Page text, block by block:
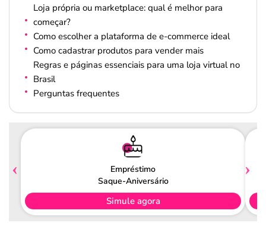
Loja própria ou marketplace: qual é melhor para
começar?
Como escolher a plataforma de e-commerce ideal
Como cadastrar produtos para vender mais
Regras e páginas essenciais para uma loja virtual no
Brasil
Perguntas frequentes
Empréstimo
Saque-Aniversário
Simule agora